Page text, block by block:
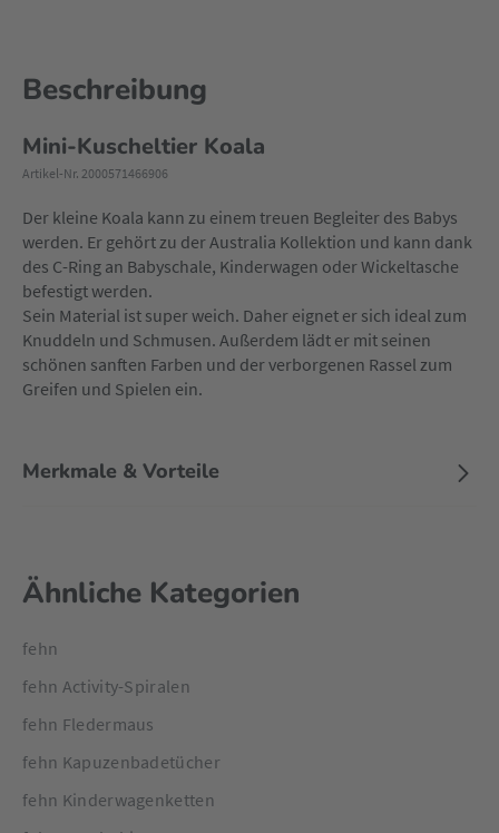
Beschreibung
Mini-Kuscheltier Koala
Artikel-Nr. 2000571466906
Der kleine Koala kann zu einem treuen Begleiter des Babys
werden. Er gehört zu der Australia Kollektion und kann dank
des C-Ring an Babyschale, Kinderwagen oder Wickeltasche
befestigt werden.
Sein Material ist super weich. Daher eignet er sich ideal zum
Knuddeln und Schmusen. Außerdem lädt er mit seinen
schönen sanften Farben und der verborgenen Rassel zum
Greifen und Spielen ein.
Merkmale & Vorteile
Ähnliche Kategorien
fehn
fehn Activity-Spiralen
fehn Fledermaus
fehn Kapuzenbadetücher
fehn Kinderwagenketten